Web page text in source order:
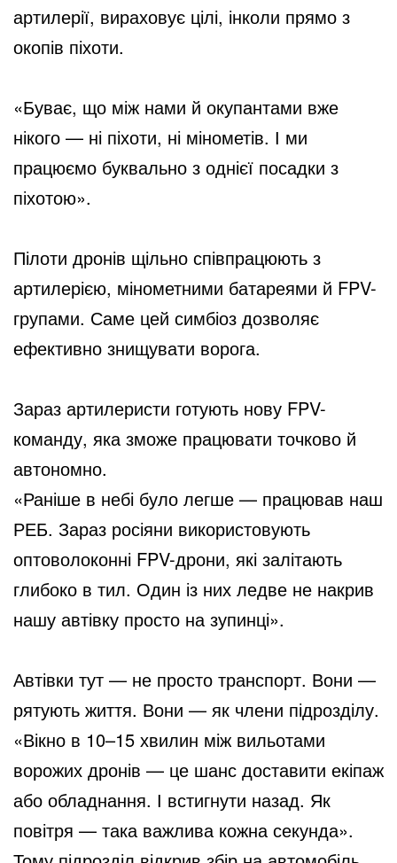
e
артилерії, вираховує цілі, інколи прямо з
окопів піхоти.
«Буває, що між нами й окупантами вже
нікого — ні піхоти, ні мінометів. І ми
працюємо буквально з однієї посадки з
піхотою».
Пілоти дронів щільно співпрацюють з
артилерією, мінометними батареями й FPV-
групами. Саме цей симбіоз дозволяє
ефективно знищувати ворога.
Зараз артилеристи готують нову FPV-
команду, яка зможе працювати точково й
автономно.
«Раніше в небі було легше — працював наш
РЕБ. Зараз росіяни використовують
оптоволоконні FPV-дрони, які залітають
глибоко в тил. Один із них ледве не накрив
нашу автівку просто на зупинці».
Автівки тут — не просто транспорт. Вони —
рятують життя. Вони — як члени підрозділу.
«Вікно в 10–15 хвилин між вильотами
ворожих дронів — це шанс доставити екіпаж
або обладнання. І встигнути назад. Як
повітря — така важлива кожна секунда».